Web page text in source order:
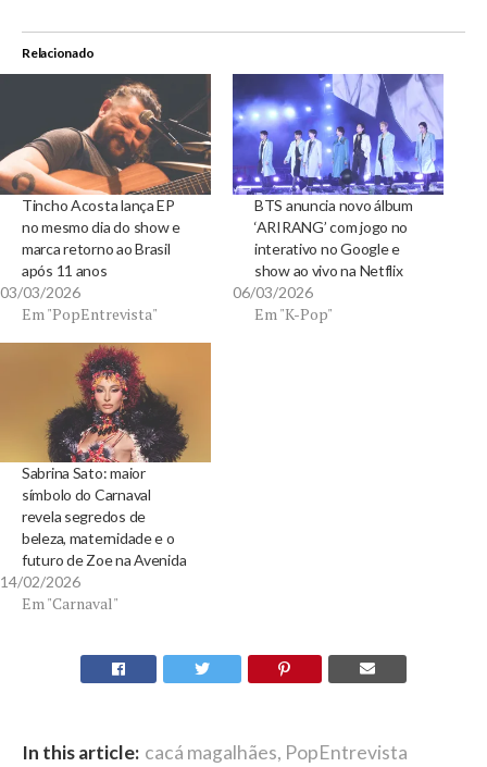
Relacionado
Tincho Acosta lança EP
no mesmo dia do show e
marca retorno ao Brasil
após 11 anos
03/03/2026
Em "PopEntrevista"
BTS anuncia novo álbum
‘ARIRANG’ com jogo no
interativo no Google e
show ao vivo na Netflix
06/03/2026
Em "K-Pop"
Sabrina Sato: maior
símbolo do Carnaval
revela segredos de
beleza, maternidade e o
futuro de Zoe na Avenida
14/02/2026
Em "Carnaval"
In this article: cacá magalhães, PopEntrevista